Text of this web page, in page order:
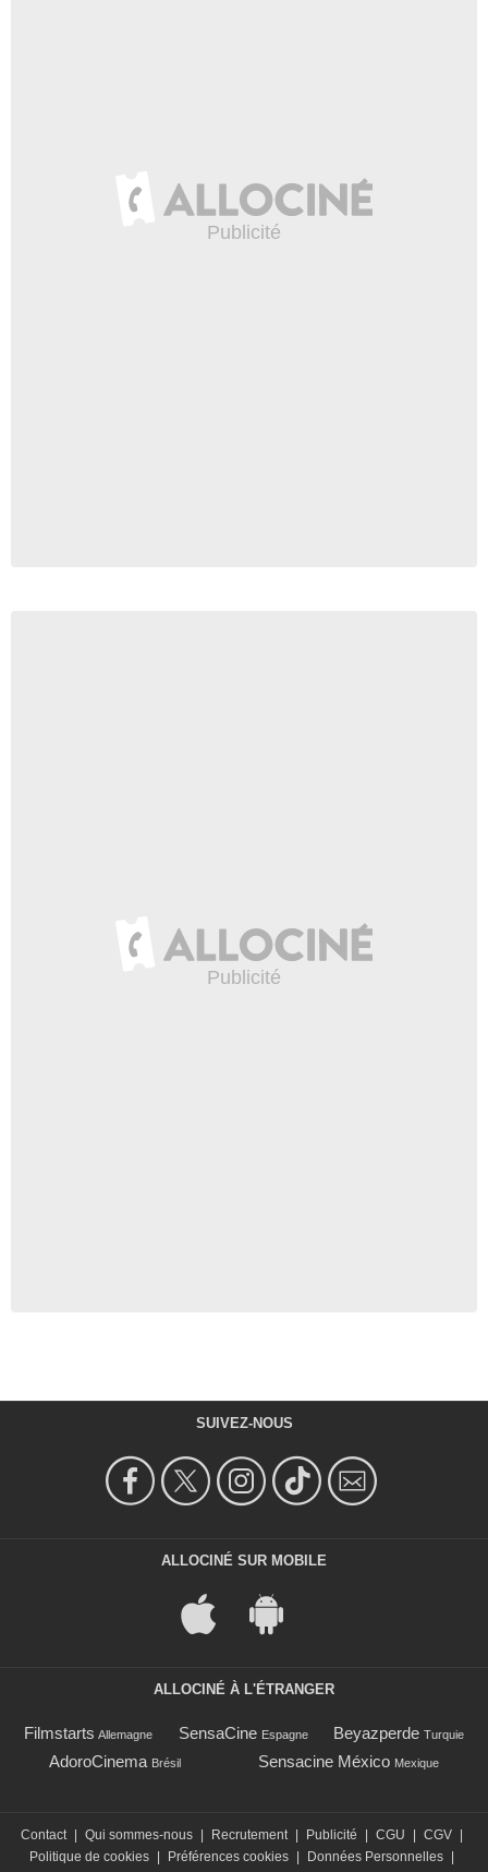
SUIVEZ-NOUS
ALLOCINÉ SUR MOBILE
ALLOCINÉ À L'ÉTRANGER
Filmstarts Allemagne SensaCine Espagne Beyazperde Turquie
AdoroCinema Brésil Sensacine México Mexique
Contact Qui sommes-nous Recrutement Publicité CGU CGV
Politique de cookies
Préférences cookies Données Personnelles